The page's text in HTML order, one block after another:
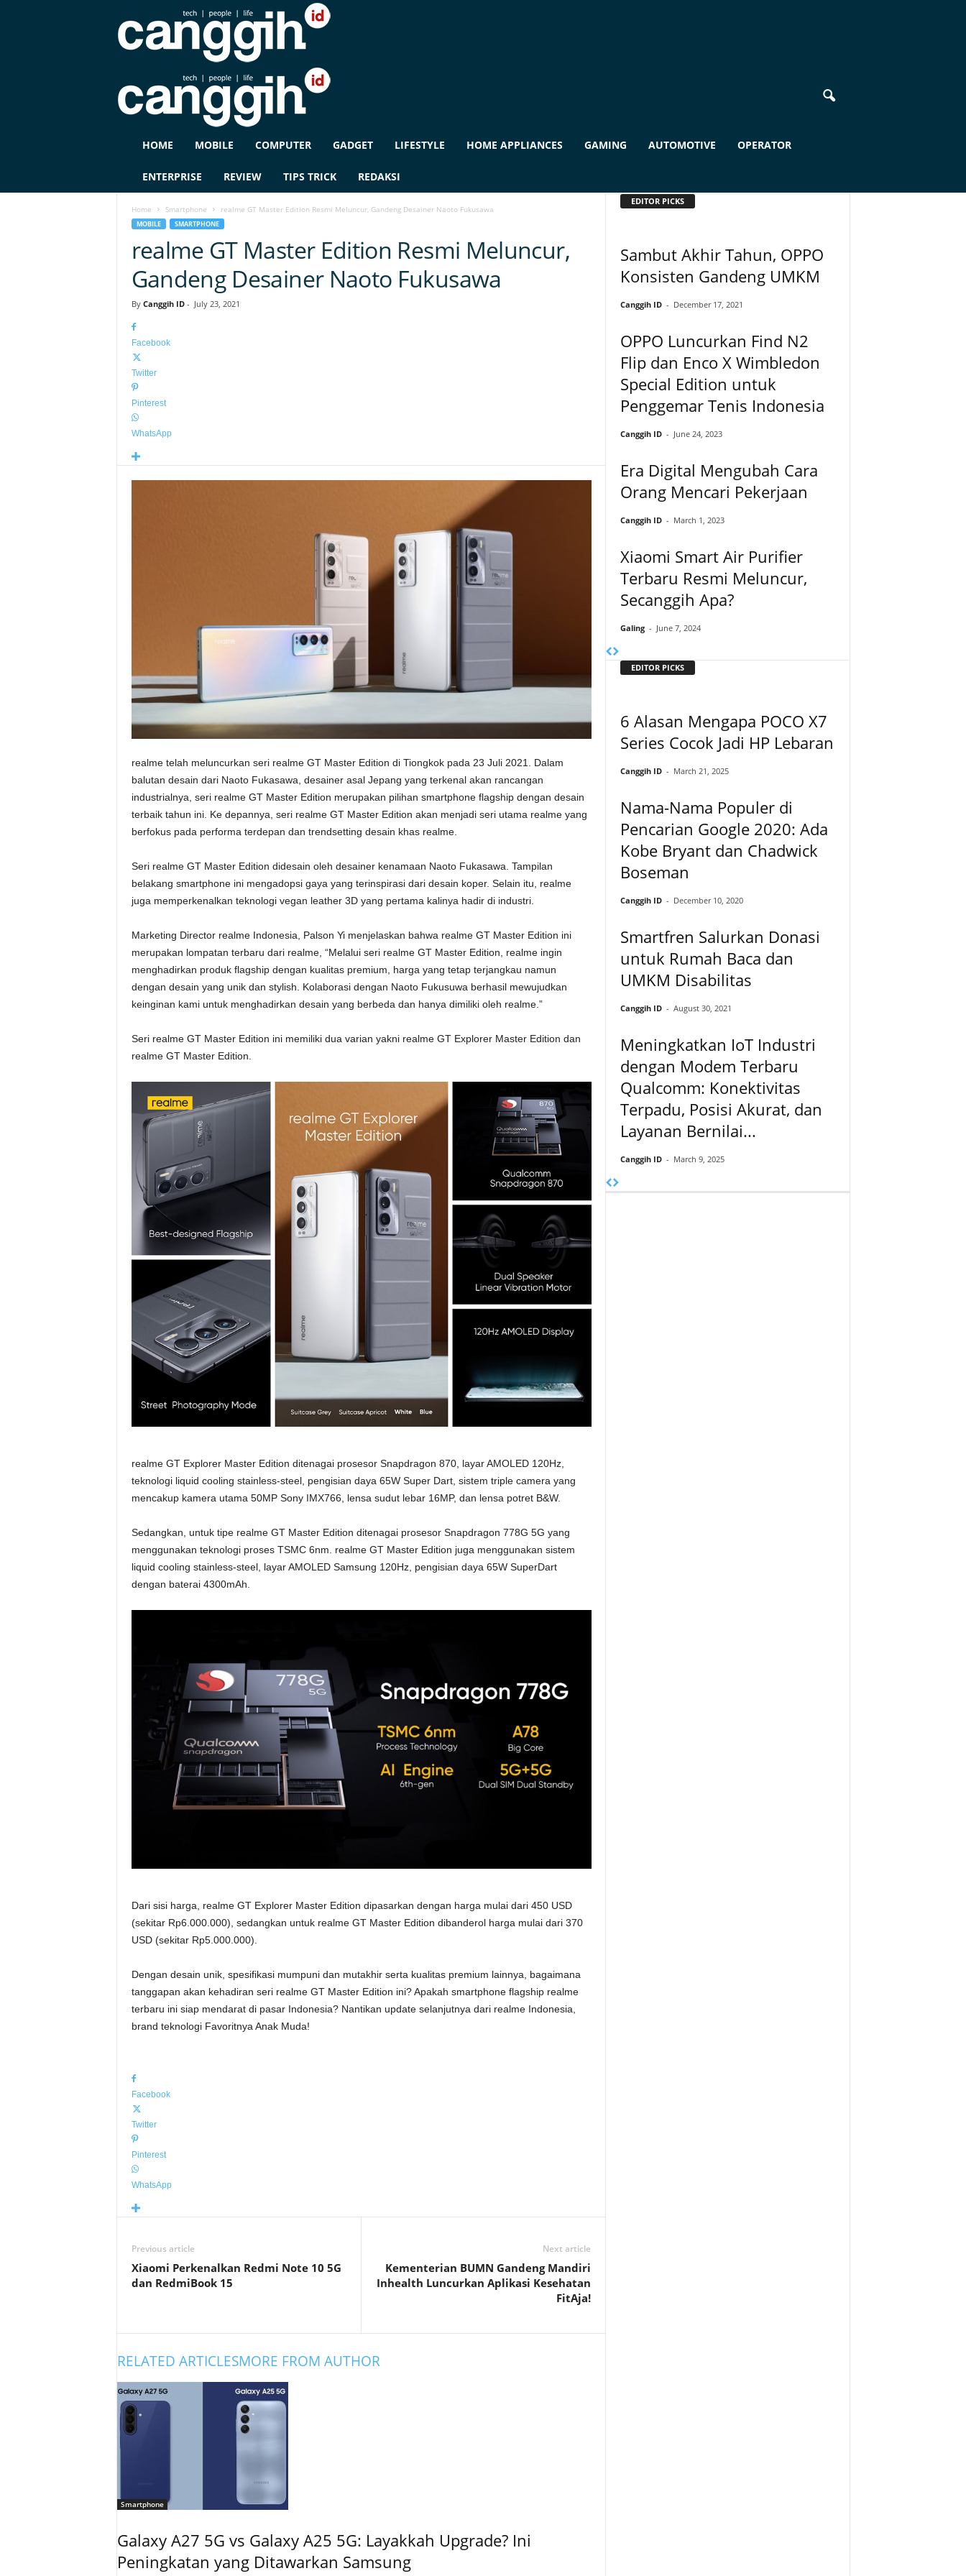
G
HOME MOBILE COMPUTER GADGET LIFESTYLE HOME APPLIANCES GAMING AUTOMOTIVE OPERATOR
ENTERPRISE REVIEW TIPS TRICK REDAKSI
Home Smartphone realme GT Master Edition Resmi Meluncur, Gandeng Desainer Naoto Fukusawa
MOBILE SMARTPHONE
realme GT Master Edition Resmi Meluncur,
Gandeng Desainer Naoto Fukusawa
By Canggih ID- July 23, 2021
Facebook
Twitter
Pinterest
WhatsApp
realme telah meluncurkan seri realme GT Master Edition di Tiongkok pada 23 Juli 2021. Dalam
balutan desain dari Naoto Fukasawa, desainer asal Jepang yang terkenal akan rancangan
industrialnya, seri realme GT Master Edition merupakan pilihan smartphone flagship dengan desain
terbaik tahun ini. Ke depannya, seri realme GT Master Edition akan menjadi seri utama realme yang
berfokus pada performa terdepan dan trendsetting desain khas realme.
Seri realme GT Master Edition didesain oleh desainer kenamaan Naoto Fukasawa. Tampilan
belakang smartphone ini mengadopsi gaya yang terinspirasi dari desain koper. Selain itu, realme
juga memperkenalkan teknologi vegan leather 3D yang pertama kalinya hadir di industri.
Marketing Director realme Indonesia, Palson Yi menjelaskan bahwa realme GT Master Edition ini
merupakan lompatan terbaru dari realme, “Melalui seri realme GT Master Edition, realme ingin
menghadirkan produk flagship dengan kualitas premium, harga yang tetap terjangkau namun
dengan desain yang unik dan stylish. Kolaborasi dengan Naoto Fukusuwa berhasil mewujudkan
keinginan kami untuk menghadirkan desain yang berbeda dan hanya dimiliki oleh realme.”
Seri realme GT Master Edition ini memiliki dua varian yakni realme GT Explorer Master Edition dan
realme GT Master Edition.
realme GT Explorer Master Edition ditenagai prosesor Snapdragon 870, layar AMOLED 120Hz,
teknologi liquid cooling stainless-steel, pengisian daya 65W Super Dart, sistem triple camera yang
mencakup kamera utama 50MP Sony IMX766, lensa sudut lebar 16MP, dan lensa potret B&W.
Sedangkan, untuk tipe realme GT Master Edition ditenagai prosesor Snapdragon 778G 5G yang
menggunakan teknologi proses TSMC 6nm. realme GT Master Edition juga menggunakan sistem
liquid cooling stainless-steel, layar AMOLED Samsung 120Hz, pengisian daya 65W SuperDart
dengan baterai 4300mAh.
Dari sisi harga, realme GT Explorer Master Edition dipasarkan dengan harga mulai dari 450 USD
(sekitar Rp6.000.000), sedangkan untuk realme GT Master Edition dibanderol harga mulai dari 370
USD (sekitar Rp5.000.000).
Dengan desain unik, spesifikasi mumpuni dan mutakhir serta kualitas premium lainnya, bagaimana
tanggapan akan kehadiran seri realme GT Master Edition ini? Apakah smartphone flagship realme
terbaru ini siap mendarat di pasar Indonesia? Nantikan update selanjutnya dari realme Indonesia,
brand teknologi Favoritnya Anak Muda!
Facebook
Twitter
Pinterest
WhatsApp
Previous article
Xiaomi Perkenalkan Redmi Note 10 5G
dan RedmiBook 15
Next article
Kementerian BUMN Gandeng Mandiri
Inhealth Luncurkan Aplikasi Kesehatan
FitAja!
RELATED ARTICLESMORE FROM AUTHOR
Smartphone
Galaxy A27 5G vs Galaxy A25 5G: Layakkah Upgrade? Ini
Peningkatan yang Ditawarkan Samsung
EDITOR PICKS
Sambut Akhir Tahun, OPPO
Konsisten Gandeng UMKM
Canggih ID - December 17, 2021
OPPO Luncurkan Find N2
Flip dan Enco X Wimbledon
Special Edition untuk
Penggemar Tenis Indonesia
Canggih ID - June 24, 2023
Era Digital Mengubah Cara
Orang Mencari Pekerjaan
Canggih ID - March 1, 2023
Xiaomi Smart Air Purifier
Terbaru Resmi Meluncur,
Secanggih Apa?
Galing - June 7, 2024
EDITOR PICKS
6 Alasan Mengapa POCO X7
Series Cocok Jadi HP Lebaran
Canggih ID - March 21, 2025
Nama-Nama Populer di
Pencarian Google 2020: Ada
Kobe Bryant dan Chadwick
Boseman
Canggih ID - December 10, 2020
Smartfren Salurkan Donasi
untuk Rumah Baca dan
UMKM Disabilitas
Canggih ID - August 30, 2021
Meningkatkan IoT Industri
dengan Modem Terbaru
Qualcomm: Konektivitas
Terpadu, Posisi Akurat, dan
Layanan Bernilai...
Canggih ID - March 9, 2025